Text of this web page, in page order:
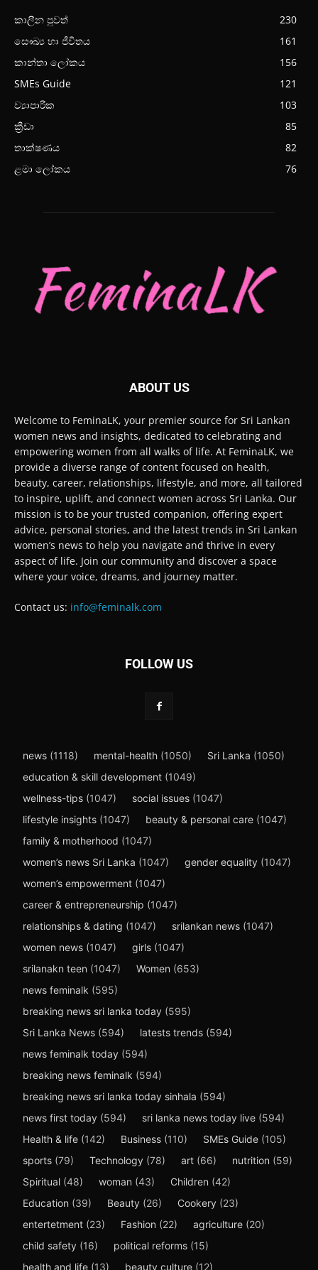
කාලීන පුවත්
230
සෞඛ්‍ය හා ජීවිතය
161
කාන්තා ලෝකය
156
SMEs Guide
121
ව්‍යාපාරික
103
ක්‍රීඩා
85
තාක්ෂණය
82
ළමා ලෝකය
76
ABOUT US
Welcome to FeminaLK, your premier source for Sri Lankan
women news and insights, dedicated to celebrating and
empowering women from all walks of life. At FeminaLK, we
provide a diverse range of content focused on health,
beauty, career, relationships, lifestyle, and more, all tailored
to inspire, uplift, and connect women across Sri Lanka. Our
mission is to be your trusted companion, offering expert
advice, personal stories, and the latest trends in Sri Lankan
women’s news to help you navigate and thrive in every
aspect of life. Join our community and discover a space
where your voice, dreams, and journey matter.
Contact us: info@feminalk.com
FOLLOW US
news (1118) mental-health (1050) Sri Lanka (1050)
education & skill development (1049)
wellness-tips (1047) social issues (1047)
lifestyle insights (1047) beauty & personal care (1047)
family & motherhood (1047)
women’s news Sri Lanka (1047) gender equality (1047)
women’s empowerment (1047)
career & entrepreneurship (1047)
relationships & dating (1047) srilankan news (1047)
women news (1047) girls (1047)
srilanakn teen (1047) Women (653)
news feminalk (595)
breaking news sri lanka today (595)
Sri Lanka News (594) latests trends (594)
news feminalk today (594)
breaking news feminalk (594)
breaking news sri lanka today sinhala (594)
news first today (594) sri lanka news today live (594)
Health & life (142) Business (110) SMEs Guide (105)
sports (79) Technology (78) art (66) nutrition (59)
Spiritual (48) woman (43) Children (42)
Education (39) Beauty (26) Cookery (23)
entertetment (23) Fashion (22) agriculture (20)
child safety (16) political reforms (15)
health and life (13) beauty culture (12)